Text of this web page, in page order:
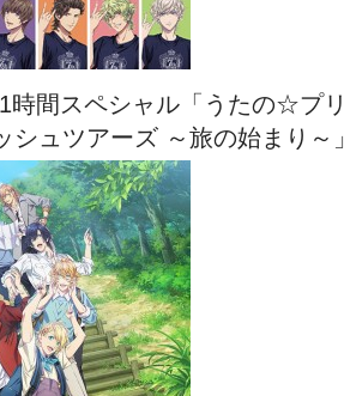
1時間スペシャル「うたの☆プ
シュツアーズ ～旅の始まり～